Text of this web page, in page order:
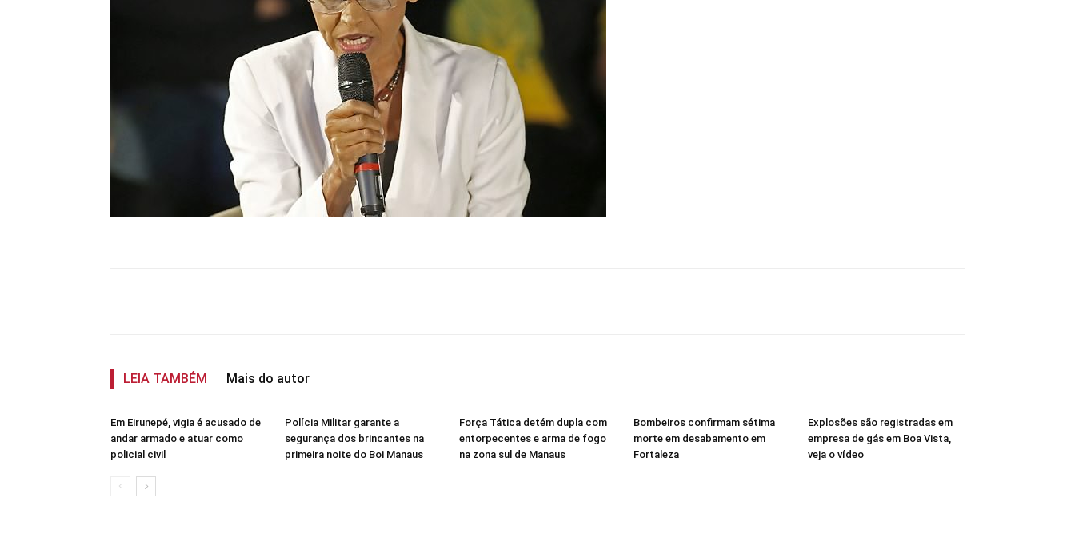
LEIA TAMBÉM Mais do autor
Em Eirunepé, vigia é acusado de
andar armado e atuar como
policial civil
Polícia Militar garante a
segurança dos brincantes na
primeira noite do Boi Manaus
Força Tática detém dupla com
entorpecentes e arma de fogo
na zona sul de Manaus
Bombeiros confirmam sétima
morte em desabamento em
Fortaleza
Explosões são registradas em
empresa de gás em Boa Vista,
veja o vídeo